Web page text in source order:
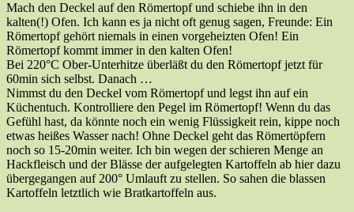
Mach den Deckel auf den Römertopf und schiebe ihn in den
kalten(!) Ofen. Ich kann es ja nicht oft genug sagen, Freunde: Ein
Römertopf gehört niemals in einen vorgeheizten Ofen! Ein
Römertopf kommt immer in den kalten Ofen!
Bei 220°C Ober-Unterhitze überläßt du den Römertopf jetzt für
60min sich selbst. Danach …
Nimmst du den Deckel vom Römertopf und legst ihn auf ein
Küchentuch. Kontrolliere den Pegel im Römertopf! Wenn du das
Gefühl hast, da könnte noch ein wenig Flüssigkeit rein, kippe noch
etwas heißes Wasser nach! Ohne Deckel geht das Römertöpfern
noch so 15-20min weiter. Ich bin wegen der schieren Menge an
Hackfleisch und der Blässe der aufgelegten Kartoffeln ab hier dazu
übergegangen auf 200° Umlauft zu stellen. So sahen die blassen
Kartoffeln letztlich wie Bratkartoffeln aus.